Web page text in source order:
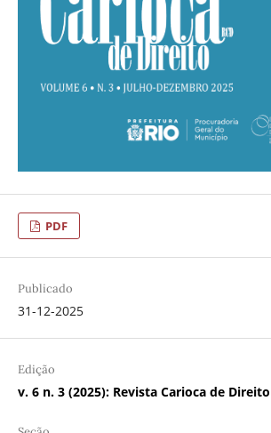
PDF
Publicado
31-12-2025
Edição
v. 6 n. 3 (2025): Revista Carioca de Direito